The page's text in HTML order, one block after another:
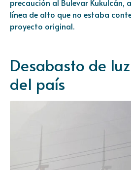
precaución al Bulevar Kukulcán,
línea de alto que no estaba
proyecto original.
Desabasto de
del país